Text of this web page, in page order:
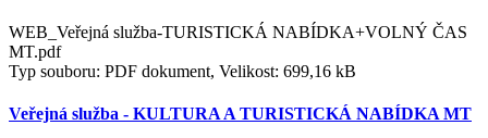
WEB_Veřejná služba-TURISTICKÁ NABÍDKA+VOLNÝ ČAS
MT.pdf
Typ souboru: PDF dokument, Velikost: 699,16 kB
Veřejná služba - KULTURA A TURISTICKÁ NABÍDKA MT